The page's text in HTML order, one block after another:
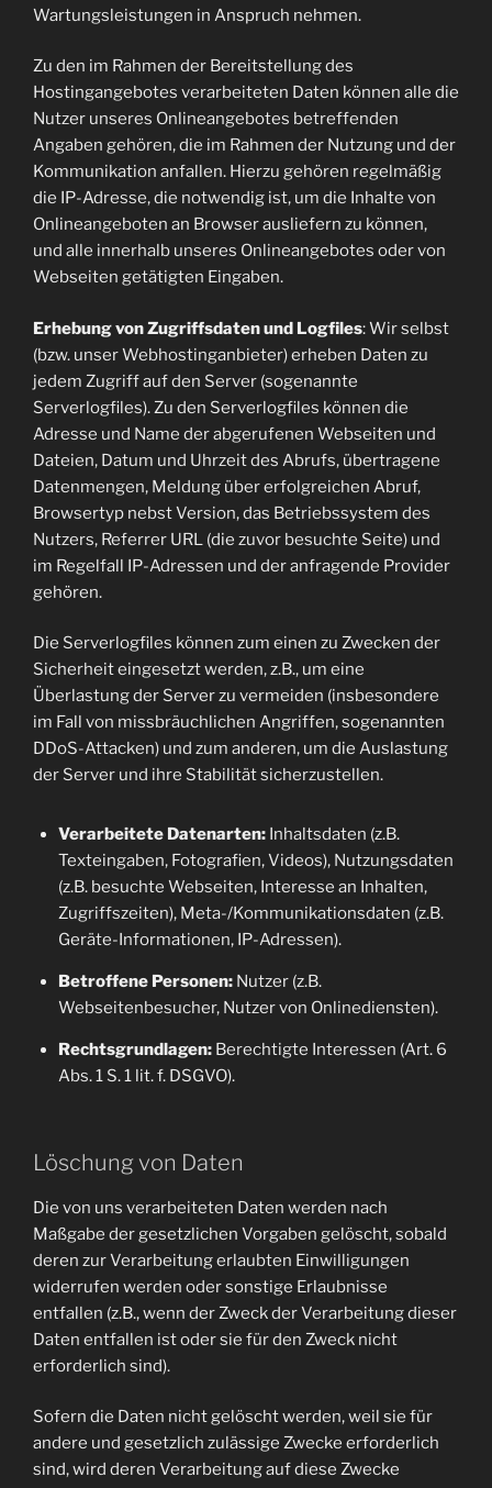
Wartungsleistungen in Anspruch nehmen.
Zu den im Rahmen der Bereitstellung des
Hostingangebotes verarbeiteten Daten können alle die
Nutzer unseres Onlineangebotes betreffenden
Angaben gehören, die im Rahmen der Nutzung und der
Kommunikation anfallen. Hierzu gehören regelmäßig
die IP-Adresse, die notwendig ist, um die Inhalte von
Onlineangeboten an Browser ausliefern zu können,
und alle innerhalb unseres Onlineangebotes oder von
Webseiten getätigten Eingaben.
Erhebung von Zugriffsdaten und Logfiles: Wir selbst
(bzw. unser Webhostinganbieter) erheben Daten zu
jedem Zugriff auf den Server (sogenannte
Serverlogfiles). Zu den Serverlogfiles können die
Adresse und Name der abgerufenen Webseiten und
Dateien, Datum und Uhrzeit des Abrufs, übertragene
Datenmengen, Meldung über erfolgreichen Abruf,
Browsertyp nebst Version, das Betriebssystem des
Nutzers, Referrer URL (die zuvor besuchte Seite) und
im Regelfall IP-Adressen und der anfragende Provider
gehören.
Die Serverlogfiles können zum einen zu Zwecken der
Sicherheit eingesetzt werden, z.B., um eine
Überlastung der Server zu vermeiden (insbesondere
im Fall von missbräuchlichen Angriffen, sogenannten
DDoS-Attacken) und zum anderen, um die Auslastung
der Server und ihre Stabilität sicherzustellen.
Verarbeitete Datenarten:Inhaltsdaten (z.B.
Texteingaben, Fotografien, Videos), Nutzungsdaten
(z.B. besuchte Webseiten, Interesse an Inhalten,
Zugriffszeiten), Meta-/Kommunikationsdaten (z.B.
Geräte-Informationen, IP-Adressen).
Betroffene Personen:Nutzer (z.B.
Webseitenbesucher, Nutzer von Onlinediensten).
Rechtsgrundlagen:Berechtigte Interessen (Art. 6
Abs. 1 S. 1 lit. f. DSGVO).
Löschung von Daten
Die von uns verarbeiteten Daten werden nach
Maßgabe der gesetzlichen Vorgaben gelöscht, sobald
deren zur Verarbeitung erlaubten Einwilligungen
widerrufen werden oder sonstige Erlaubnisse
entfallen (z.B., wenn der Zweck der Verarbeitung dieser
Daten entfallen ist oder sie für den Zweck nicht
erforderlich sind).
Sofern die Daten nicht gelöscht werden, weil sie für
andere und gesetzlich zulässige Zwecke erforderlich
sind, wird deren Verarbeitung auf diese Zwecke